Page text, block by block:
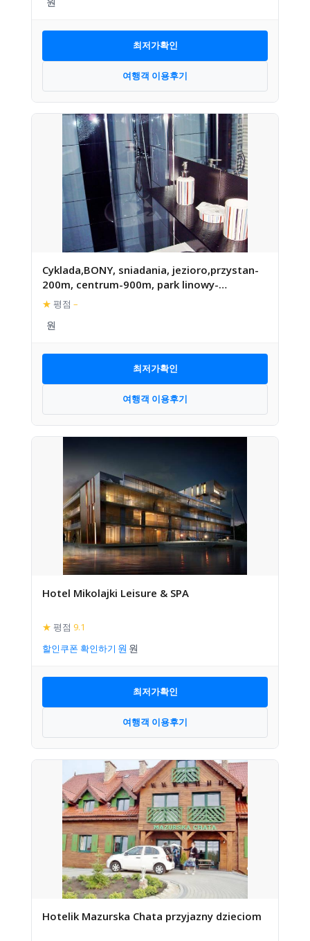
최저가확인
여행객 이용후기
Cyklada,BONY, sniadania, jezioro,przystan-
200m, centrum-900m, park linowy-
400m,aquapark-900m
★ 평점 –
최저가확인
여행객 이용후기
Hotel Mikolajki Leisure & SPA
★ 평점 9.1
할인쿠폰 확인하기
최저가확인
여행객 이용후기
Hotelik Mazurska Chata przyjazny dzieciom